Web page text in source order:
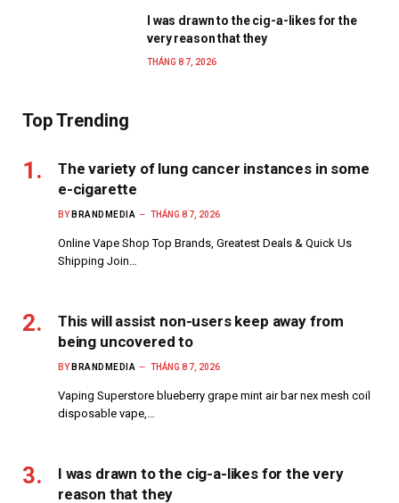
I was drawn to the cig-a-likes for the
very reason that they
THÁNG 8 7, 2026
Top Trending
The variety of lung cancer instances in some
e-cigarette
BY BRANDMEDIA THÁNG 8 7, 2026
Online Vape Shop Top Brands, Greatest Deals & Quick Us
Shipping Join…
This will assist non-users keep away from
being uncovered to
BY BRANDMEDIA THÁNG 8 7, 2026
Vaping Superstore blueberry grape mint air bar nex mesh coil
disposable vape,…
I was drawn to the cig-a-likes for the very
reason that they